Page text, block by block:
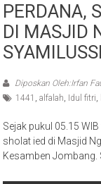
PERDANA,
DI MASJID
Diposkan Oleh:Irfan
1441 ,alfalah, Idul fitri,
Sejak pukul 05.15
sholat ied di Masjid
Kesamben Jombang.